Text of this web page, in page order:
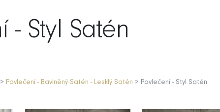
- Styl Satén
> Povlečení - Bavlněný Satén - Lesklý Satén > Povlečení - Styl Satén